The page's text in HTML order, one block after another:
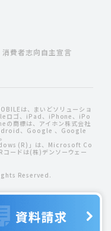
消費者志向自主宣言
は、まいどソリューショ
ロゴ、iPad、iPhone、iPo
商標は、アイホン株式会社
、Google 、Google
(R)」は、Microsoft Co
ードは(株)デンソーウェー
Reserved.